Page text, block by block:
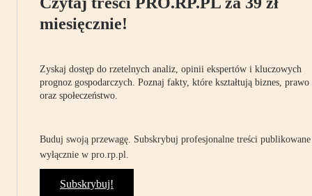
miesięcznie!
Zyskaj dostęp do rzetelnych analiz, opinii ekspertów i kluczowych
prognoz gospodarczych. Poznaj fakty, które kształtują biznes, prawo
oraz społeczeństwo.
Buduj swoją przewagę. Subskrybuj profesjonalne treści publikowane
wyłącznie w pro.rp.pl.
Subskrybuj!